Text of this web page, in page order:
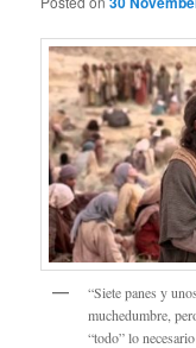
“Siete panes y
muchedumbre,
“todo” lo